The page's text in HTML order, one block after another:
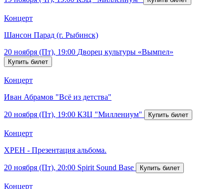
Концерт
Шансон Парад (г. Рыбинск)
20 ноября (Пт), 19:00 Дворец культуры «Вымпел»
Концерт
Иван Абрамов "Всё из детства"
20 ноября (Пт), 19:00 КЗЦ "Миллениум"
Концерт
ХРЕН - Презентация альбома.
20 ноября (Пт), 20:00 Spirit Sound Base
Концерт